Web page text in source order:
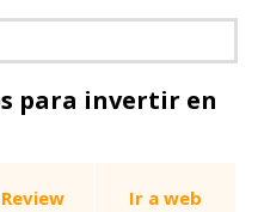
para invertir en
Review Ir a web